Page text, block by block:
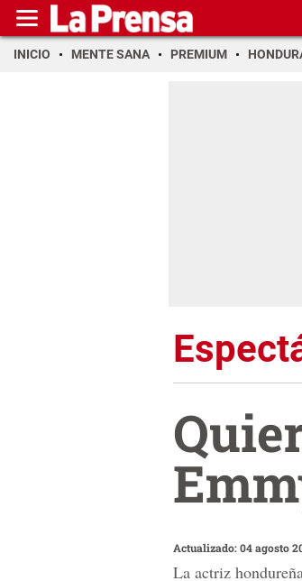
INICIO MENTE SANA PREMIUM
Actualizado: 04 agosto
La actriz